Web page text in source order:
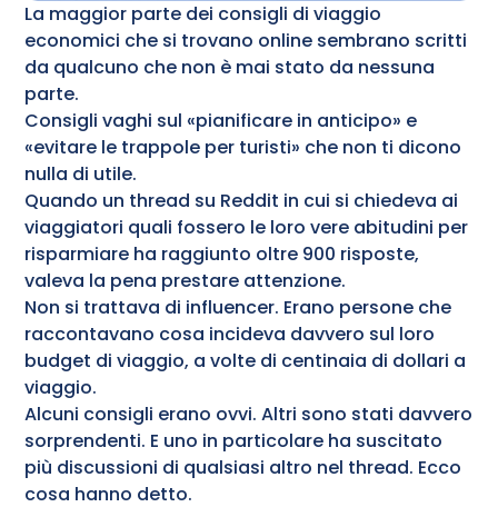
La maggior parte dei consigli di viaggio
economici che si trovano online sembrano scritti
da qualcuno che non è mai stato da nessuna
parte.
Consigli vaghi sul «pianificare in anticipo» e
«evitare le trappole per turisti» che non ti dicono
nulla di utile.
Quando un thread su Reddit in cui si chiedeva ai
viaggiatori quali fossero le loro vere abitudini per
risparmiare ha raggiunto oltre 900 risposte,
valeva la pena prestare attenzione.
Non si trattava di influencer. Erano persone che
raccontavano cosa incideva davvero sul loro
budget di viaggio, a volte di centinaia di dollari a
viaggio.
Alcuni consigli erano ovvi. Altri sono stati davvero
sorprendenti. E uno in particolare ha suscitato
più discussioni di qualsiasi altro nel thread. Ecco
cosa hanno detto.